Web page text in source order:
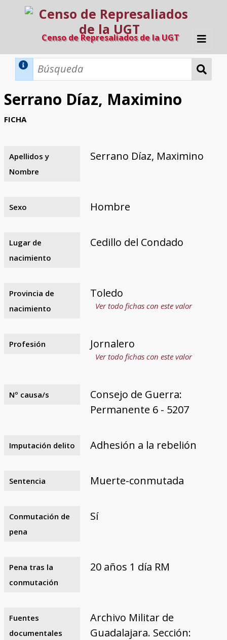
Censo de Represaliados de la UGT
Inicio
Búsqueda Dinámica
Búsqueda Avanzada
Razones y objetivos
El equipo
Colaboradores
Fuentes documentales
Serrano Díaz, Maximino
FICHA
Apellidos y
Nombre
Serrano Díaz, Maximino
Sexo Hombre
Lugar de
nacimiento
Cedillo del Condado
Provincia de
nacimiento
Toledo
Ver todo fichas con este valor
Profesión Jornalero
Ver todo fichas con este valor
Nº causa/s
Consejo de Guerra:
Permanente 6 - 5207
Imputación delito Adhesión a la rebelión
Sentencia Muerte-conmutada
Conmutación de
pena
Sí
Pena tras la
conmutación
20 años 1 día RM
Fuentes
documentales
Archivo Militar de
Guadalajara. Sección: